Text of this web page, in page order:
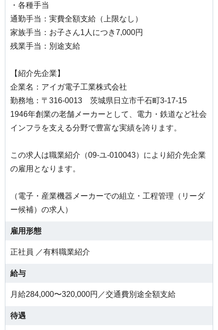
・各種手当
通勤手当：実費全額支給（上限なし）
家族手当：お子さん1人につき7,000円
残業手当：別途支給
【紹介先企業】
企業名：アイガ電子工業株式会社
勤務地：〒316-0013 茨城県日立市千石町3-17-15
1946年創業の老舗メーカーとして、電力・鉄道など社会
インフラを支える分野で豊富な実績を誇ります。
この求人は職業紹介（09-ユ-010043）により紹介先企業
の雇用となります。
（電子・産業機器メーカーでの組立・工程管理（リーダ
ー候補）の求人）
雇用形態
正社員 ／有料職業紹介
給与
月給284,000〜320,000円／交通費別途全額支給
待遇